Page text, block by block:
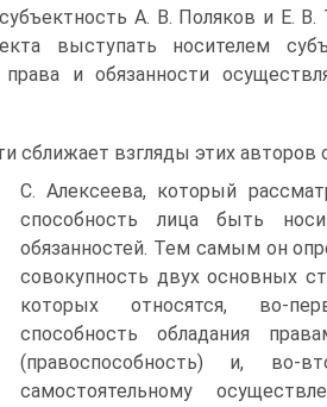
А. В. Поляков и Е.
выступать носителем
и обязанности
сближает взгляды этих авторов
С. Алексеева, который
способность лица быть
обязанностей. Тем самым он
совокупность двух основных
которых относятся, во-
способность обладания
(правоспособность) и, во-
самостоятельному